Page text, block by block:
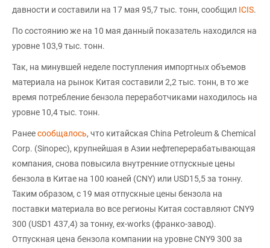
давности и составили на 17 мая 95,7 тыс. тонн, сообщил ICIS.
По состоянию же на 10 мая данный показатель находился на
уровне 103,9 тыс. тонн.
Так, на минувшей неделе поступления импортных объемов
материала на рынок Китая составили 2,2 тыс. тонн, в то же
время потребление бензола переработчиками находилось на
уровне 10,4 тыс. тонн.
Ранеесообщалось, что китайская China Petroleum & Chemical
Corp. (Sinopec), крупнейшая в Азии нефтеперерабатывающая
компания, снова повысила внутренние отпускные цены
бензола в Китае на 100 юаней (CNY) или USD15,5 за тонну.
Таким образом, с 19 мая отпускные цены бензола на
поставки материала во все регионы Китая составляют CNY9
300 (USD1 437,4) за тонну, ex-works (франко-завод).
Отпускная цена бензола компании на уровне CNY9 300 за